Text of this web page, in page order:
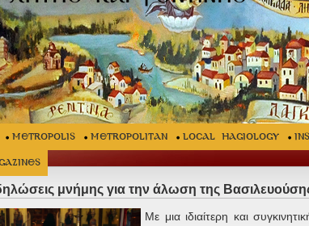
METROPOLIS METROPOLITAN LOCAL HAGIOLOGY
μνήμης για την άλωση της
Με μια ιδιαίτερη και